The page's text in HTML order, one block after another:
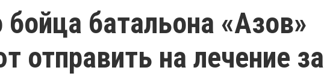
бойца батальона «Азов»
отправить на лечение за